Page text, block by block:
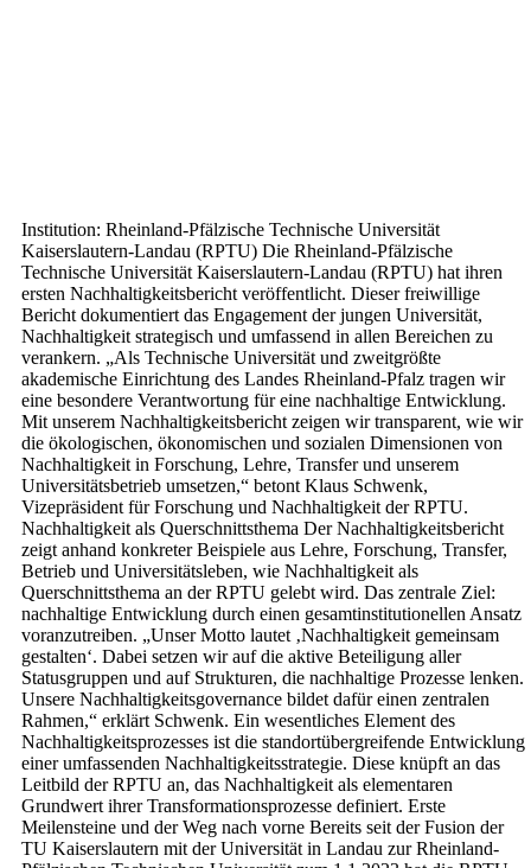
Institution: Rheinland-Pfälzische Technische Universität
Kaiserslautern-Landau (RPTU) Die Rheinland-Pfälzische
Technische Universität Kaiserslautern-Landau (RPTU) hat ihren
ersten Nachhaltigkeitsbericht veröffentlicht. Dieser freiwillige
Bericht dokumentiert das Engagement der jungen Universität,
Nachhaltigkeit strategisch und umfassend in allen Bereichen zu
verankern. „Als Technische Universität und zweitgrößte
akademische Einrichtung des Landes Rheinland-Pfalz tragen wir
eine besondere Verantwortung für eine nachhaltige Entwicklung.
Mit unserem Nachhaltigkeitsbericht zeigen wir transparent, wie wir
die ökologischen, ökonomischen und sozialen Dimensionen von
Nachhaltigkeit in Forschung, Lehre, Transfer und unserem
Universitätsbetrieb umsetzen,“ betont Klaus Schwenk,
Vizepräsident für Forschung und Nachhaltigkeit der RPTU.
Nachhaltigkeit als Querschnittsthema Der Nachhaltigkeitsbericht
zeigt anhand konkreter Beispiele aus Lehre, Forschung, Transfer,
Betrieb und Universitätsleben, wie Nachhaltigkeit als
Querschnittsthema an der RPTU gelebt wird. Das zentrale Ziel:
nachhaltige Entwicklung durch einen gesamtinstitutionellen Ansatz
voranzutreiben. „Unser Motto lautet ‚Nachhaltigkeit gemeinsam
gestalten‘. Dabei setzen wir auf die aktive Beteiligung aller
Statusgruppen und auf Strukturen, die nachhaltige Prozesse lenken.
Unsere Nachhaltigkeitsgovernance bildet dafür einen zentralen
Rahmen,“ erklärt Schwenk. Ein wesentliches Element des
Nachhaltigkeitsprozesses ist die standortübergreifende Entwicklung
einer umfassenden Nachhaltigkeitsstrategie. Diese knüpft an das
Leitbild der RPTU an, das Nachhaltigkeit als elementaren
Grundwert ihrer Transformationsprozesse definiert. Erste
Meilensteine und der Weg nach vorne Bereits seit der Fusion der
TU Kaiserslautern mit der Universität in Landau zur Rheinland-